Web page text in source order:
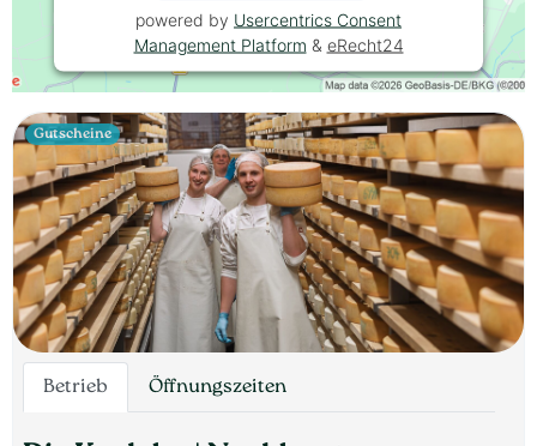
Betrieb Öffnungszeiten
Gutscheine
powered by Usercentrics Consent
Management Platform & eRecht24